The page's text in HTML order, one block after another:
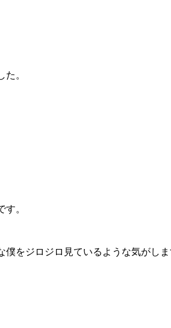
。
。
をジロジロ見ているような気がしま